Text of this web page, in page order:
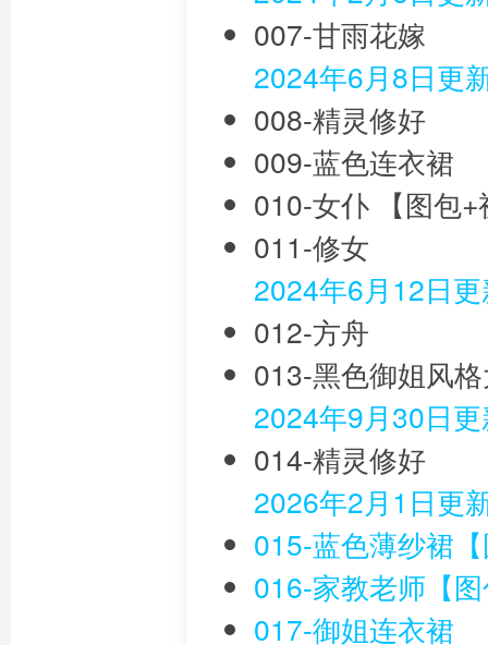
007-甘雨花嫁
2024年6月8日更
008-精灵修好
009-蓝色连衣裙
010-女仆 【图包+
011-修女
2024年6月12日
012-方舟
013-黑色御姐风
2024年9月30日
014-精灵修好
2026年2月1日更
015-蓝色薄纱裙
016-家教老师【
017-御姐连衣裙